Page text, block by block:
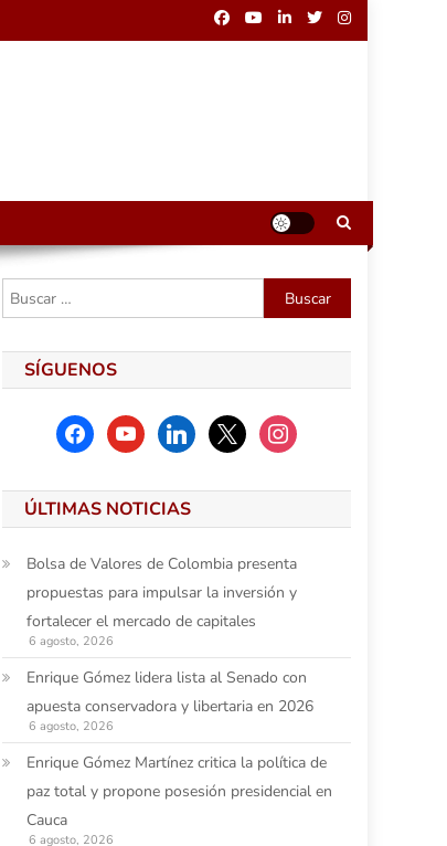
Buscar:
SÍGUENOS
facebookyoutubelinkedinx instagram
ÚLTIMAS NOTICIAS
Bolsa de Valores de Colombia presenta
propuestas para impulsar la inversión y
fortalecer el mercado de capitales
6 agosto, 2026
Enrique Gómez lidera lista al Senado con
apuesta conservadora y libertaria en 2026
6 agosto, 2026
Enrique Gómez Martínez critica la política de
paz total y propone posesión presidencial en
Cauca
6 agosto, 2026